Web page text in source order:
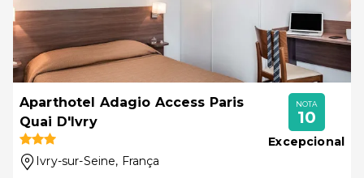
Aparthotel Adagio Access Paris
Quai D'Ivry
Ivry-sur-Seine, França
NOTA
10
Excepcional